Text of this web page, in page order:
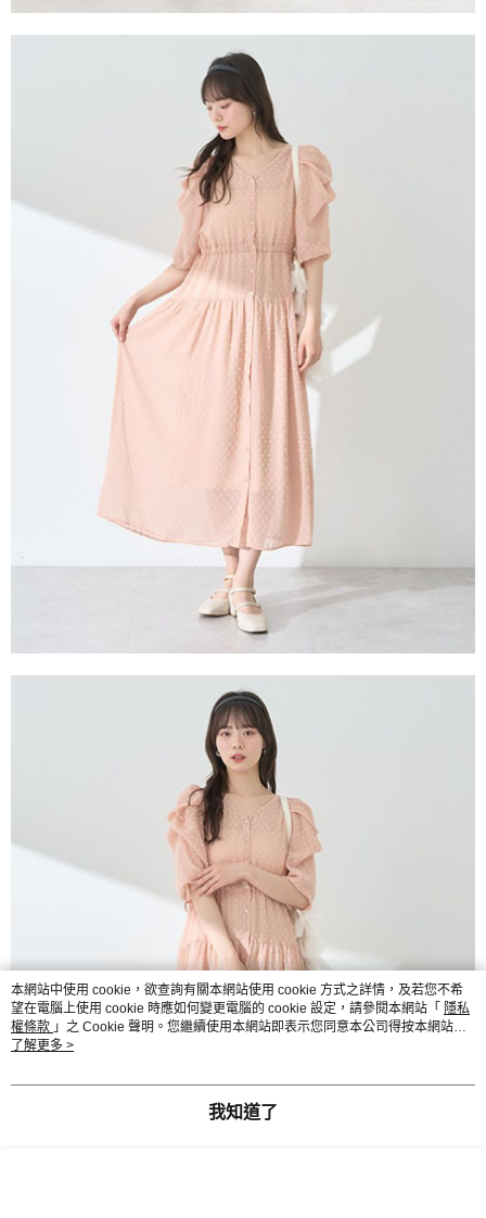
本網站中使用 cookie，欲查詢有關本網站使用 cookie 方式之詳情，及若您不希
望在電腦上使用 cookie 時應如何變更電腦的 cookie 設定，請參閱本網站「 隱私
權條款 」之 Cookie 聲明。您繼續使用本網站即表示您同意本公司得按本網站使
用條款之 Cookie 聲明使用 cookie。
了解更多 >
我知道了